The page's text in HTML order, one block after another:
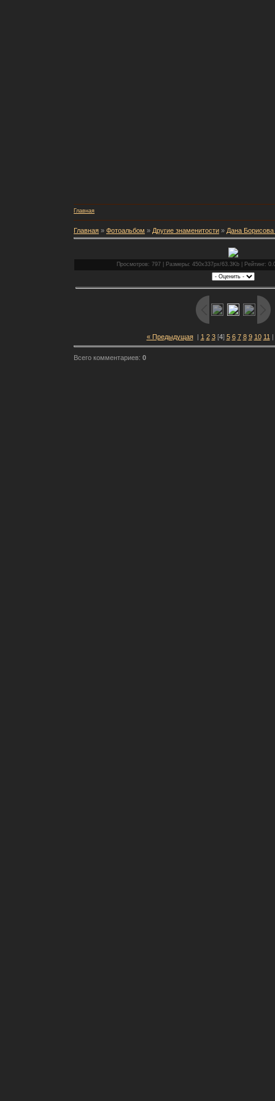
Главная
Главная » Фотоальбом » Другие знаменитости » Дана
Просмотров: 797 | Размеры: 450x337px/63.3Kb | Рейтинг:
« Предыдущая| 1 2 3[4] 5 6 7 8 9 10 11
Всего комментариев: 0